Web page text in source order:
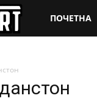
SuperSport.mk
ПОЧЕТНА